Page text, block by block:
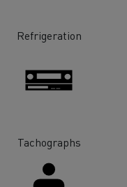
Refrigeration
Tachographs